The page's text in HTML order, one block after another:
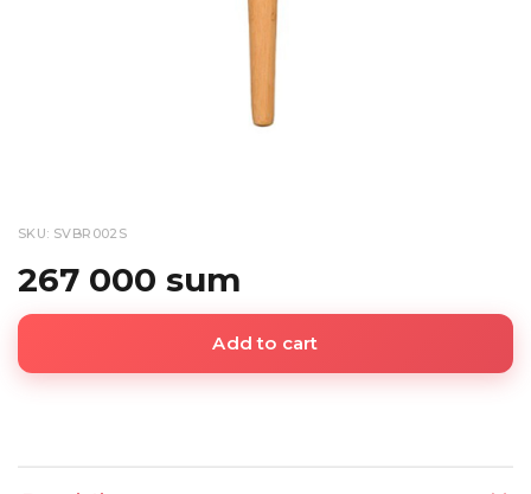
SKU: SVBR002S
267 000 sum
Add to cart